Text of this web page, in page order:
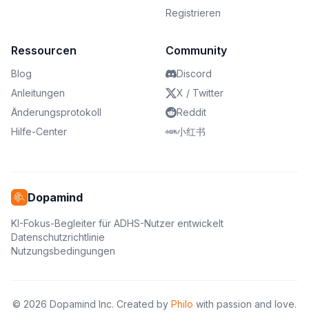
Registrieren
Ressourcen
Blog
Anleitungen
Änderungsprotokoll
Hilfe-Center
Community
Discord
X / Twitter
Reddit
小红书
Dopamind
KI-Fokus-Begleiter für ADHS-Nutzer entwickelt
Datenschutzrichtlinie
Nutzungsbedingungen
© 2026 Dopamind Inc. Created by Philo with passion and love.